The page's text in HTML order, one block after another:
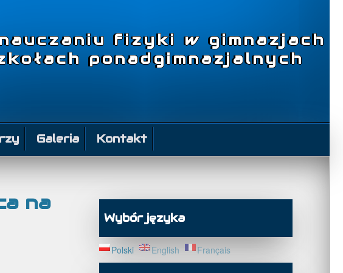
fizyki w gimnazjach
ponadgimnazjalnych
Galeria Kontakt
na
Wybór języka
Polski English Français